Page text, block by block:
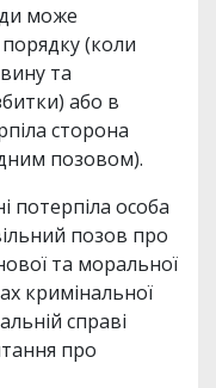
може
(коли
та
або в
сторона
позовом).
потерпіла особа
позов про
та моральної
кримінальної
справі
про